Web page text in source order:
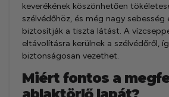
keverékének köszönhetően
szélvédőhöz, és még nagy sebesség
biztosítják a tiszta látást. A
eltávolításra kerülnek a szélvédőről,
biztonságosan vezethet.
Miért fontos a